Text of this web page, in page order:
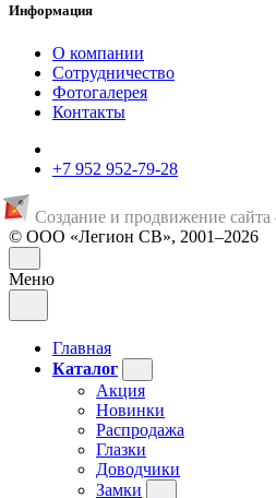
Информация
О компании
Сотрудничество
Фотогалерея
Контакты
+7 952 952-79-28
Создание и продвижение
© ООО «Легион СВ», 2001–2026
Меню
Главная
Каталог
Акция
Новинки
Распродажа
Глазки
Доводчики
Замки